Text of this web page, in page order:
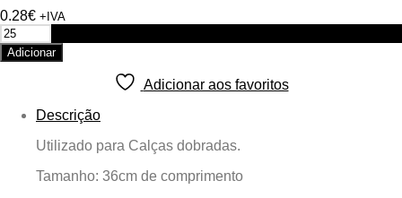
0.28€ +IVA
Quantidade
de
UB2
Adicionar
Adicionar aos favoritos
Descrição
Utilizado para Calças dobradas.
Tamanho: 36cm de comprimento